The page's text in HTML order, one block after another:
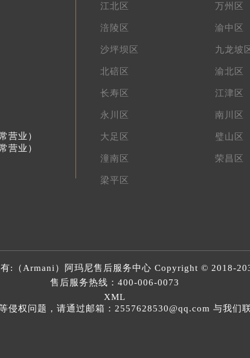
营业）
营业）
江北区 万州区
涪陵区 渝中区
沙坪坝区 九龙坡
北碚区 渝北区
长寿区 江津区
永川区 南川区
大足区 璧山区
潼南区 荣昌区
梁平区
:（Armani） 阿玛尼售后服务中心 Copyright © 2018-
售后服务热线： 400-006-0073
XML
权问题，请通过邮箱：2557628530@qq.com 与我们